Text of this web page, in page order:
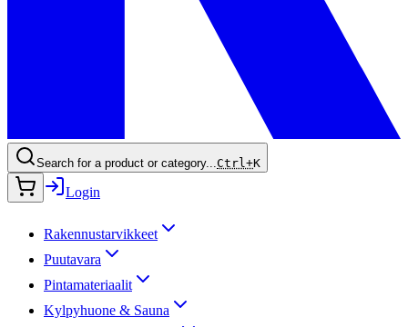
Search for a product or category...Ctrl+K
Login
Rakennustarvikkeet
Puutavara
Pintamateriaalit
Kylpyhuone & Sauna